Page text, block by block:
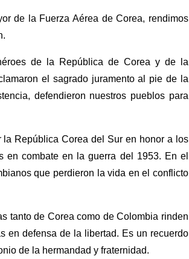
de la Fuerza Aérea de Corea, rendimos
de la República de Corea y de la
el sagrado juramento al pie de la
defendieron nuestros pueblos para
República Corea del Sur en honor a los
en combate en la guerra del 1953. En el
que perdieron la vida en el conflicto
tanto de Corea como de Colombia rinden
en defensa de la libertad. Es un recuerdo
de la hermandad y fraternidad.